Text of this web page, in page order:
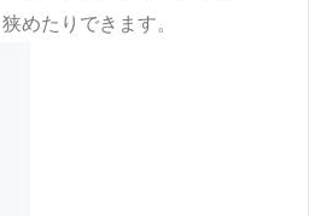
めたりできます。